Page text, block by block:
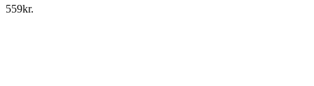
559kr.